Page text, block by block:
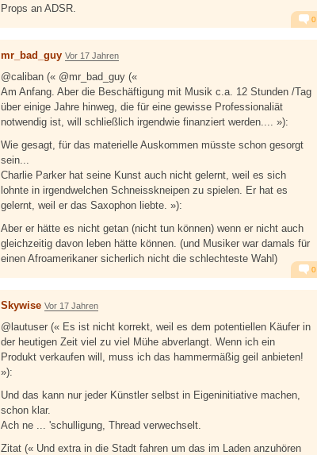
Props an ADSR.
Alarm Antworten
0
mr_bad_guy Vor 17 Jahren
@caliban (« @mr_bad_guy («
Am Anfang. Aber die Beschäftigung mit Musik c.a. 12 Stunden /Tag
über einige Jahre hinweg, die für eine gewisse Professionaliät
notwendig ist, will schließlich irgendwie finanziert werden.... »):
Wie gesagt, für das materielle Auskommen müsste schon gesorgt
sein...
Charlie Parker hat seine Kunst auch nicht gelernt, weil es sich
lohnte in irgendwelchen Schneisskneipen zu spielen. Er hat es
gelernt, weil er das Saxophon liebte. »):
Aber er hätte es nicht getan (nicht tun können) wenn er nicht auch
gleichzeitig davon leben hätte können. (und Musiker war damals für
einen Afroamerikaner sicherlich nicht die schlechteste Wahl)
Alarm Antworten
0
Skywise Vor 17 Jahren
@lautuser (« Es ist nicht korrekt, weil es dem potentiellen Käufer in
der heutigen Zeit viel zu viel Mühe abverlangt. Wenn ich ein
Produkt verkaufen will, muss ich das hammermäßig geil anbieten!
»):
Und das kann nur jeder Künstler selbst in Eigeninitiative machen,
schon klar.
Ach ne ... 'schulligung, Thread verwechselt.
Zitat (« Und extra in die Stadt fahren um das im Laden anzuhören